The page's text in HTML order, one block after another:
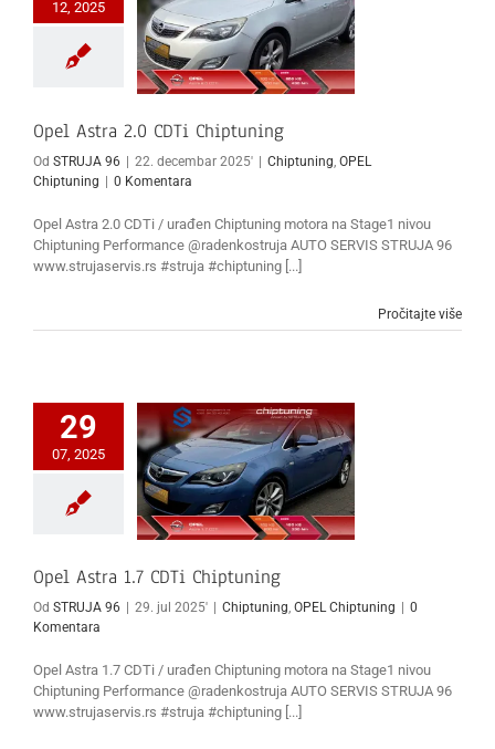
12, 2025
Opel Astra 2.0 CDTi
Chiptuning
Opel Astra 2.0 CDTi Chiptuning
Od STRUJA 96 | 22. decembar 2025' | Chiptuning OPEL
Chiptuning | 0 Komentara
Opel Astra 2.0 CDTi / urađen Chiptuning motora na Stage1 nivou
Chiptuning Performance @radenkostruja AUTO SERVIS STRUJA 96
www.strujaservis.rs #struja #chiptuning [...]
Pročitajte više
29
07, 2025
Opel Astra 1.7 CDTi
Chiptuning
Opel Astra 1.7 CDTi Chiptuning
Od STRUJA 96 29. jul 2025' Chiptuning, OPEL Chiptuning
0
Komentara
Opel Astra 1.7 CDTi / urađen Chiptuning motora na Stage1 nivou
Chiptuning Performance @radenkostruja AUTO SERVIS STRUJA 96
www.strujaservis.rs #struja #chiptuning [...]